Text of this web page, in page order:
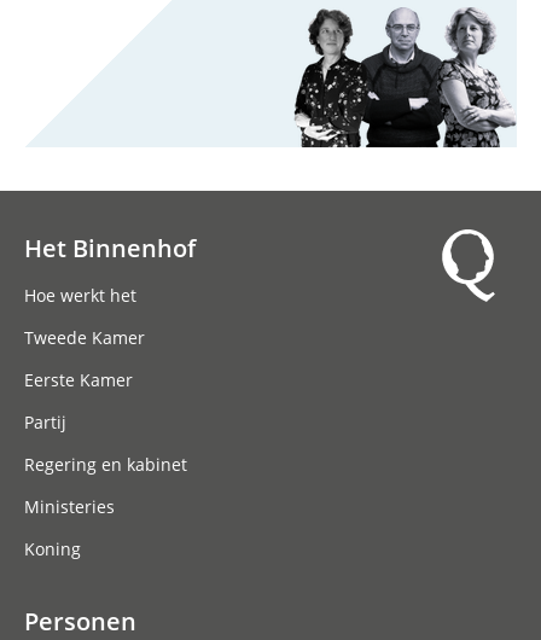
Het Binnenhof
Hoe werkt het
Tweede Kamer
Eerste Kamer
Partij
Regering en kabinet
Ministeries
Koning
Personen